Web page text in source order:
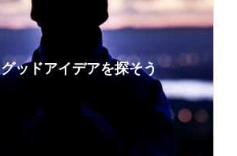
グッドアイデアを探そう